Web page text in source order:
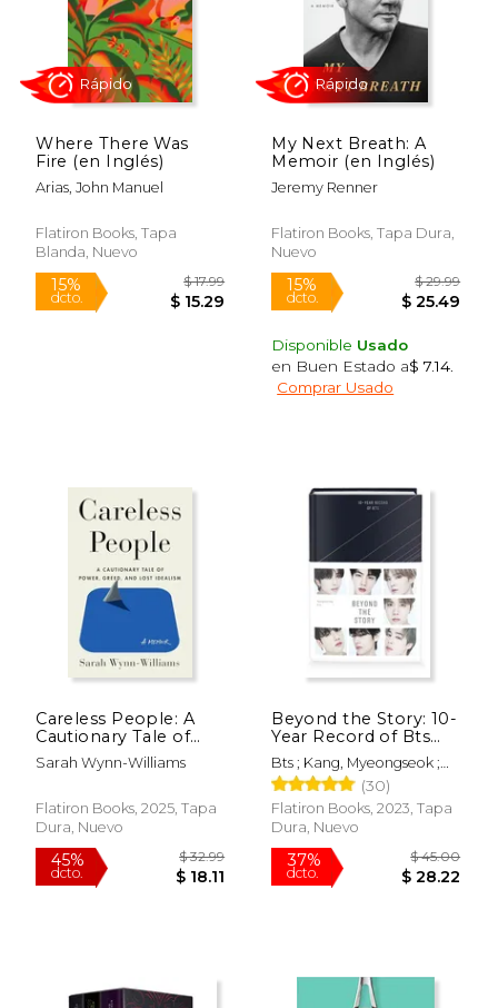
38% 15%
15%
dcto. $ 28.04
Rápido
35%
dcto. $
Rápido
Where There Was
Fire (en Inglés)
Arias, John Manuel
Flatiron Books, Tapa
Blanda, Nuevo
My Next Breath: A
Memoir (en Inglés)
Jeremy Renner
Flatiron Books, Tapa Dura,
Nuevo
Disponible Usado
en Buen Estado a$ 7.14
Comprar Usado
Careless People: A
Cautionary Tale of
Power, Greed, and
Lost Idealism (en
Sarah Wynn-Williams
Flatiron Books, 2025, Tapa
Dura, Nuevo
Beyond the Story: 10-
Year Record of Bts
(en Inglés)
Bts ; Kang, Myeongseok ;
Hur, Anton
(30)
Flatiron Books, 2023, Tapa
Dura, Nuevo